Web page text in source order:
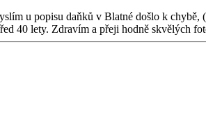
u popisu daňků v Blatné došlo k
40 lety. Zdravím a přeji hodně skvělých